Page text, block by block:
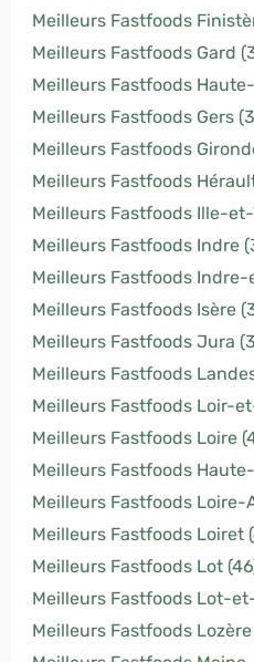
Meilleurs Fastfoods
Meilleurs Fastfoods Gard
Meilleurs Fastfoods
Meilleurs Fastfoods Gers
Meilleurs Fastfoods
Meilleurs Fastfoods
Meilleurs Fastfoods Ille-
Meilleurs Fastfoods Indre
Meilleurs Fastfoods
Meilleurs Fastfoods Isère
Meilleurs Fastfoods Jura
Meilleurs Fastfoods
Meilleurs Fastfoods Loir-
Meilleurs Fastfoods Loire
Meilleurs Fastfoods
Meilleurs Fastfoods
Meilleurs Fastfoods Loiret
Meilleurs Fastfoods Lot
Meilleurs Fastfoods Lot-
Meilleurs Fastfoods